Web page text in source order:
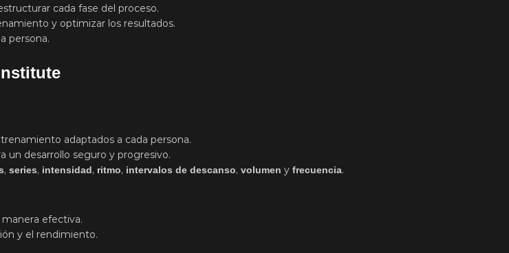
cada fase del proceso.
y optimizar los resultados.
persona.
adaptados a cada persona.
un desarrollo seguro y progresivo.
, series, intensidad, ritmo, intervalos de descanso, volumen y frecuencia.
efectiva.
y el rendimiento.